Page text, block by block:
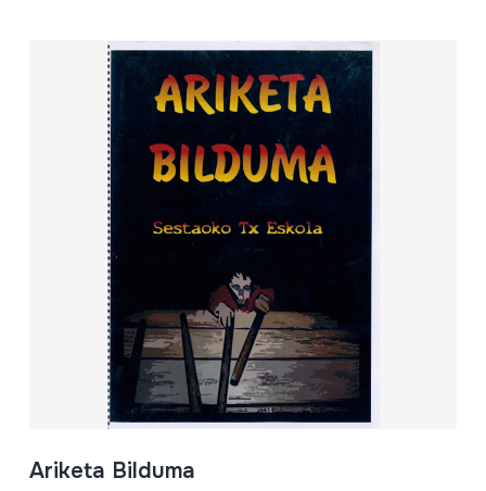
Ariketa Bilduma